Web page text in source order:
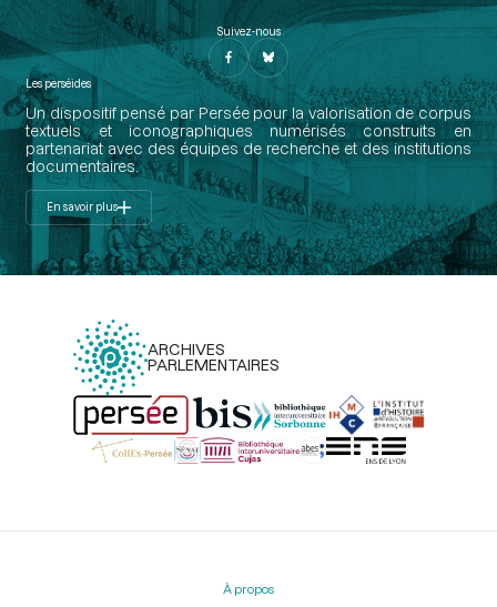
Suivez-nous
Les perséides
Un dispositif pensé par Persée pour la valorisation de corpus
textuels et iconographiques numérisés construits en
partenariat avec des équipes de recherche et des institutions
documentaires.
En savoir plus
ARCHIVES
PARLEMENTAIRES
Menu
À propos